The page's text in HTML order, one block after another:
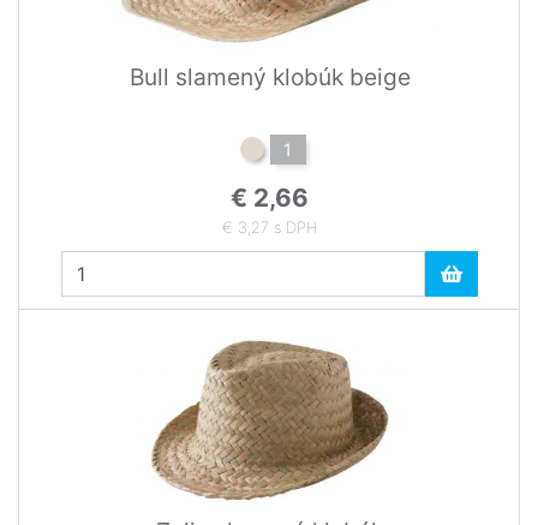
Bull slamený klobúk beige
1
€ 2,66
€ 3,27 s DPH